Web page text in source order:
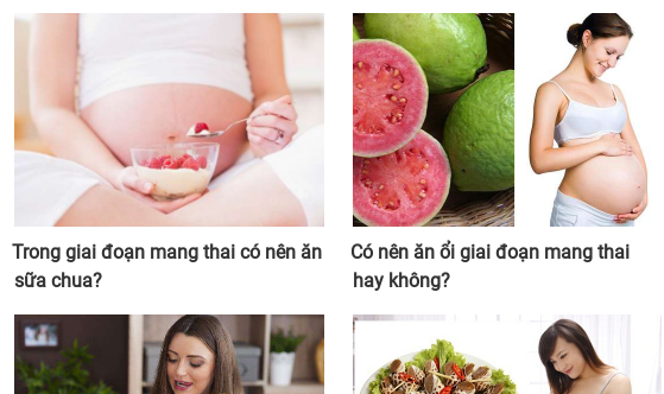
Trong giai đoạn mang thai có nên ăn
sữa chua?
Có nên ăn ổi giai đoạn mang thai
hay không?